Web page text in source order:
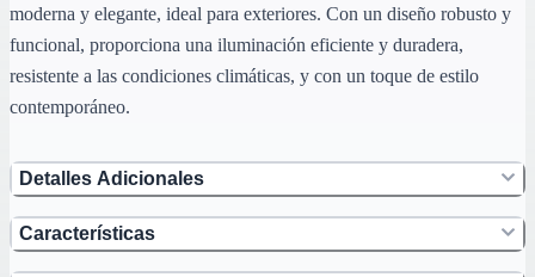
moderna y elegante, ideal para exteriores. Con un diseño robusto y
funcional, proporciona una iluminación eficiente y duradera,
resistente a las condiciones climáticas, y con un toque de estilo
contemporáneo.
Detalles Adicionales
Características